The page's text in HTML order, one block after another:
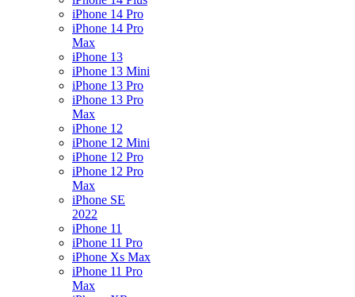
iPhone 14 Pro
iPhone 14 Pro
Max
iPhone 13
iPhone 13 Mini
iPhone 13 Pro
iPhone 13 Pro
Max
iPhone 12
iPhone 12 Mini
iPhone 12 Pro
iPhone 12 Pro
Max
iPhone SE
2022
iPhone 11
iPhone 11 Pro
iPhone Xs Max
iPhone 11 Pro
Max